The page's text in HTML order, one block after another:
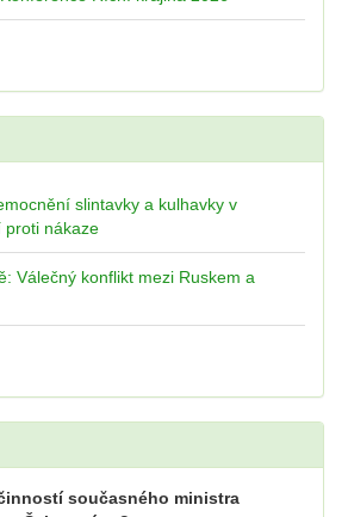
slintavky a kulhavky v
proti nákaze
Válečný konflikt mezi Ruskem a
současného ministra